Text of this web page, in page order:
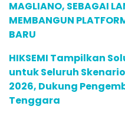
MAGLIANO, SEBAGAI
MEMBANGUN
BARU
HIKSEMI Tampilkan
untuk Seluruh
2026, Dukung
Tenggara